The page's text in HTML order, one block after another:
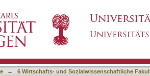
→ 6 Wirtschafts- und Sozialwissenschaftliche